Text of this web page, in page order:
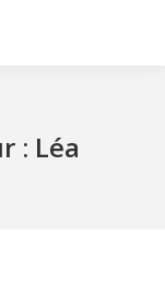
: Léa